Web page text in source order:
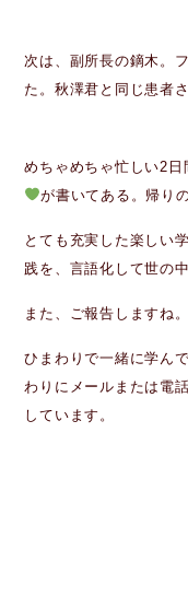
次は、副所長の鏑木。
た。秋澤君と同じ患者
めちゃめちゃ忙しい2
が書いてある。帰り
とても充実した楽しい
践を、言語化して世の
また、ご報告しますね。
ひまわりで一緒に学ん
わりにメールまたは電話
しています。